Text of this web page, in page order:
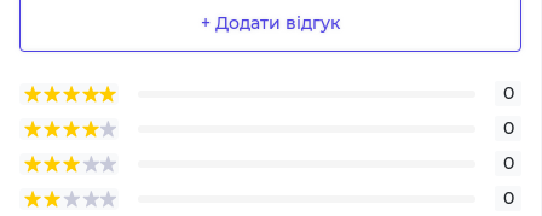
+ Додати відгук
0
0
0
0